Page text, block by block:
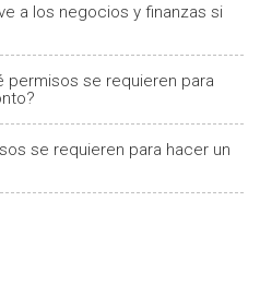
a los negocios y finanzas si
permisos se requieren para
se requieren para hacer un